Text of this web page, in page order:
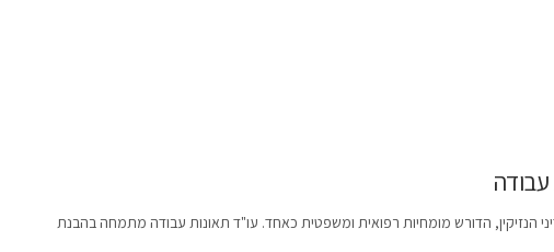
הנזיקין, הדורש מומחיות רפואית ומשפטית כאחד. עו"ד תאונות עבודה מתמחה בהבנת